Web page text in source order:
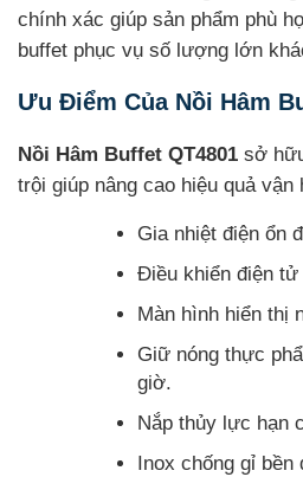
chính xác giúp sản phẩm phù
buffet phục vụ số lượng lớn
Ưu Điểm Của Nồi Hâm
Nồi Hâm Buffet QT4801 sở
trội giúp nâng cao hiệu quả vận
Gia nhiệt điện ổn
Điều khiển điện tử
Màn hình hiển thị
Giữ nóng thực
giờ.
Nắp thủy lực hạn
Inox chống gỉ bền